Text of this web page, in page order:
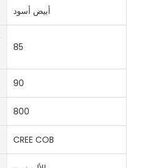
أبيض أسود
85
90
800
CREE COB